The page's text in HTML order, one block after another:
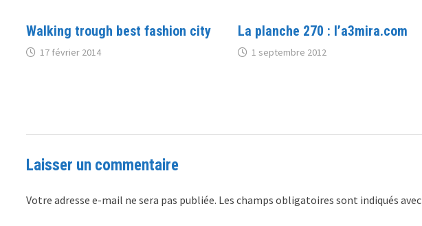
Walking trough best fashion city
17 février 2014
La planche 270 : l’a3mira.com
1 septembre 2012
Laisser un commentaire
Votre adresse e-mail ne sera pas publiée. Les champs obligatoires sont indiqués avec